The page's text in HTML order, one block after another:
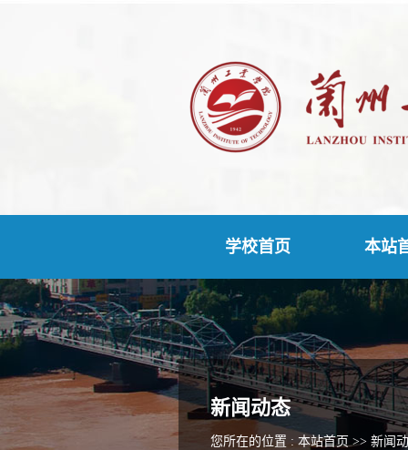
学校首页 本站
新闻动态
您所在的位置 : 本站首页 >> 新闻